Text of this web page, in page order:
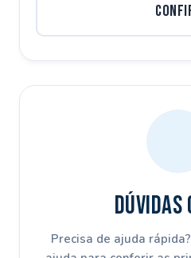
Dúvidas
Precisa de ajuda